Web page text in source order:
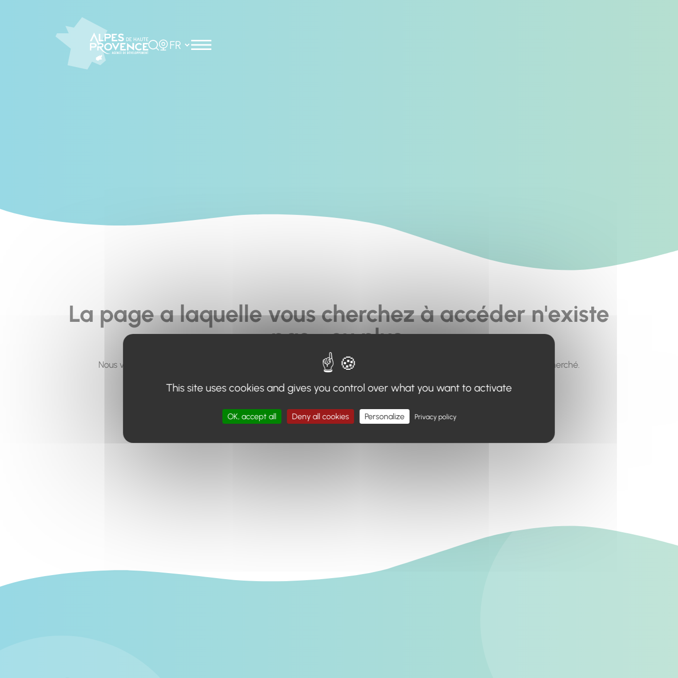
Rechercher
Choisir la langue
La page a laquelle vous cherchez à accéder n'existe
pas... ou plus.
Nous vous invitons à utiliser le moteur de recherche en haut de page, ou à utiliser le menu pour trouver le contenu recherché.
Retour à l'accueil
This site uses cookies and gives you control over what you want to activate
OK, accept all Deny all cookies Personalize Privacy policy